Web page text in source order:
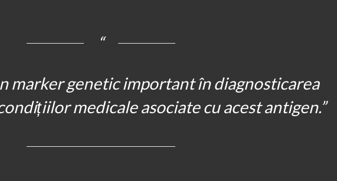
marker genetic important în diagnosticarea
medicale asociate cu acest antigen.”